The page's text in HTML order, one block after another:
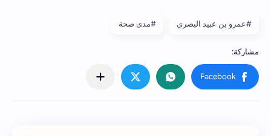
#عمرو بن عبيد البصري #مدى صحة